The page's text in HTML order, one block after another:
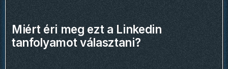
Miért éri meg ezt a Linkedin
tanfolyamot választani?